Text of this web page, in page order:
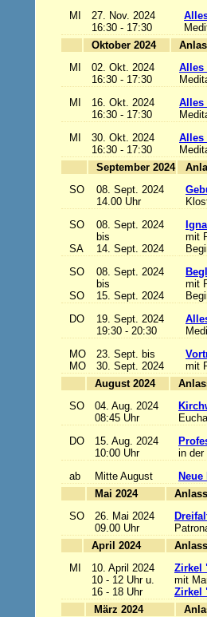
MI
27. Nov. 2024
16:30 - 17:30
Oktober 2024
MI
02. Okt. 2024
16:30 - 17:30
Alles
MI
16. Okt. 2024
16:30 - 17:30
Alles
MI
30. Okt. 2024
16:30 - 17:30
Alles
September 2024
SO
08. Sept. 2024
14.00 Uhr
SO
SA
08. Sept. 2024
bis
14. Sept. 2024
mit
SO
SO
08. Sept. 2024
bis
15. Sept. 2024
mit
DO
19. Sept. 2024
19:30 - 20:30
MO
MO
23. Sept. bis
30. Sept. 2024
mit
August 2024
SO
04. Aug. 2024
08:45 Uhr
DO
15. Aug. 2024
10:00 Uhr
in der
ab
Mitte August
Mai 2024
SO
26. Mai 2024
09.00 Uhr
April 2024
MI
10. April 2024
10 - 12 Uhr u.
16 - 18 Uhr
Zirkel
mit
Zirkel
März 2024